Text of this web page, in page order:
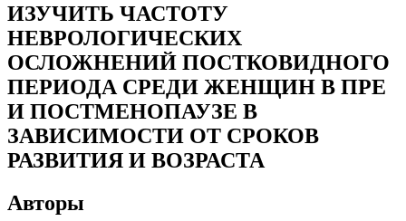
ИЗУЧИТЬ ЧАСТОТУ
НЕВРОЛОГИЧЕСКИХ
ОСЛОЖНЕНИЙ ПОСТКОВИДНОГО
ПЕРИОДА СРЕДИ ЖЕНЩИН В ПРЕ
И ПОСТМЕНОПАУЗЕ В
ЗАВИСИМОСТИ ОТ СРОКОВ
РАЗВИТИЯ И ВОЗРАСТА
Авторы